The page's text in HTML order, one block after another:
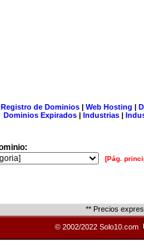
Registro de Dominios| Web Hosting |
Dominios Expirados | Industrias |
[Pág.
** Precios
© 2002/2022 Solo10.com